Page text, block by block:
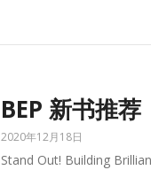
BEP 新书推
2020年12月18日
Stand Out! Building